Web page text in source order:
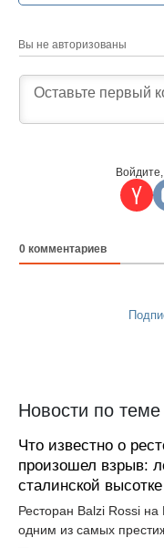
Вы не авторизованы
0 комментариев
Новости по теме
Что известно о
произошел взрыв:
сталинской
Ресторан Balzi Rossi
одним из самых